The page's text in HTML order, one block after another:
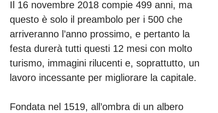
Il 16 novembre 2018 compie 499 anni, ma
questo è solo il preambolo per i 500 che
arriveranno l’anno prossimo, e pertanto la
festa durerà tutti questi 12 mesi con molto
turismo, immagini rilucenti e, soprattutto, un
lavoro incessante per migliorare la capitale.
Fondata nel 1519, all’ombra di un albero